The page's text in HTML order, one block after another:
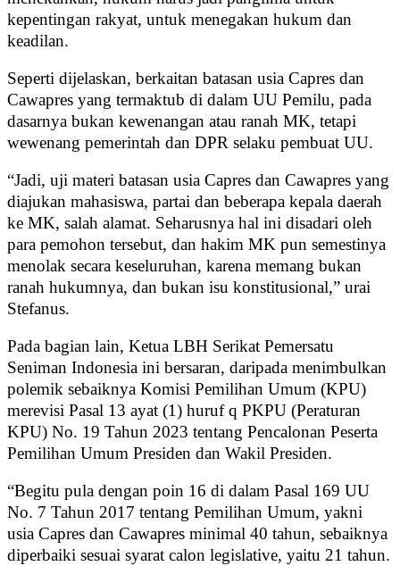
kepentingan rakyat, untuk menegakan hukum dan
keadilan.
Seperti dijelaskan, berkaitan batasan usia Capres dan
Cawapres yang termaktub di dalam UU Pemilu, pada
dasarnya bukan kewenangan atau ranah MK, tetapi
wewenang pemerintah dan DPR selaku pembuat UU.
“Jadi, uji materi batasan usia Capres dan Cawapres yang
diajukan mahasiswa, partai dan beberapa kepala daerah
ke MK, salah alamat. Seharusnya hal ini disadari oleh
para pemohon tersebut, dan hakim MK pun semestinya
menolak secara keseluruhan, karena memang bukan
ranah hukumnya, dan bukan isu konstitusional,” urai
Stefanus.
Pada bagian lain, Ketua LBH Serikat Pemersatu
Seniman Indonesia ini bersaran, daripada menimbulkan
polemik sebaiknya Komisi Pemilihan Umum (KPU)
merevisi Pasal 13 ayat (1) huruf q PKPU (Peraturan
KPU) No. 19 Tahun 2023 tentang Pencalonan Peserta
Pemilihan Umum Presiden dan Wakil Presiden.
“Begitu pula dengan poin 16 di dalam Pasal 169 UU
No. 7 Tahun 2017 tentang Pemilihan Umum, yakni
usia Capres dan Cawapres minimal 40 tahun, sebaiknya
diperbaiki sesuai syarat calon legislative, yaitu 21 tahun.